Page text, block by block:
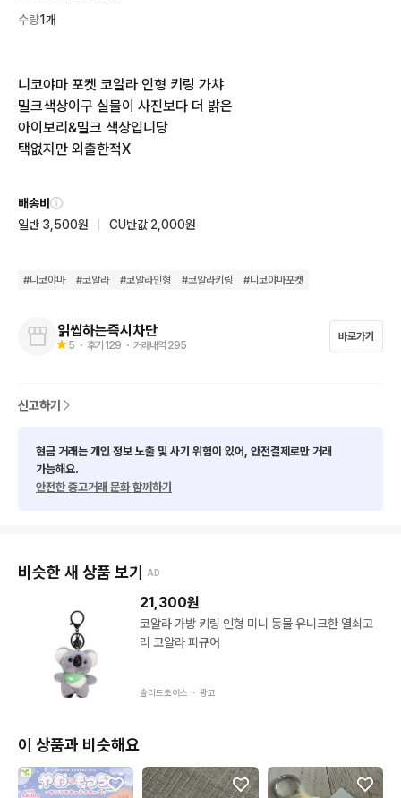
수량1개
니코야마 포켓 코알라 인형 키링 가챠
밀크색상이구 실물이 사진보다 더 밝은
아이보리&밀크 색상입니당
택없지만 외출한적X
배송비
일반 3,500원
CU반값 2,000원
#니코야마 #코알라 #코알라인형 #코알라키링 #니코야마포켓
읽씹하는즉시차단
5 ・ 후기 129 ・ 거래내역 295
바로가기
신고하기
현금 거래는 개인 정보 노출 및 사기 위험이 있어, 안전결제로만 거래
가능해요.
안전한 중고거래 문화 함께하기
비슷한 새 상품 보기 AD
21,300원
코알라 가방 키링 인형 미니 동물 유니크한 열쇠고
리 코알라 피규어
솔리드초이스 ・ 광고
이 상품과 비슷해요